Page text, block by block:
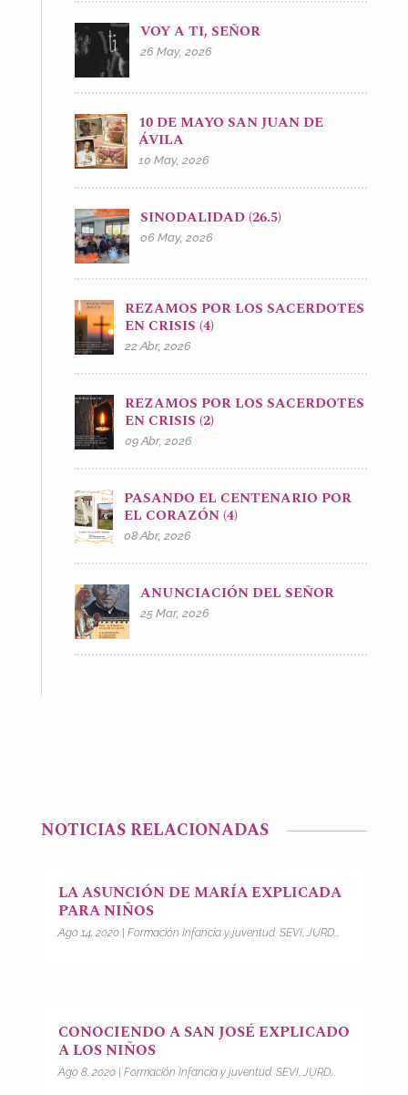
VOY A TI, SEÑOR
26 May, 2026
10 DE MAYO SAN JUAN DE
ÁVILA
10 May, 2026
SINODALIDAD (26.5)
06 May, 2026
REZAMOS POR LOS SACERDOTES
EN CRISIS (4)
22 Abr, 2026
REZAMOS POR LOS SACERDOTES
EN CRISIS (2)
09 Abr, 2026
PASANDO EL CENTENARIO POR
EL CORAZÓN (4)
08 Abr, 2026
ANUNCIACIÓN DEL SEÑOR
25 Mar, 2026
NOTICIAS RELACIONADAS
LA ASUNCIÓN DE MARÍA EXPLICADA
PARA NIÑOS
Ago 14, 2020| Formación Infancia y juventud. SEVI, JURD...
CONOCIENDO A SAN JOSÉ EXPLICADO
A LOS NIÑOS
Ago 8, 2020| Formación Infancia y juventud. SEVI, JURD...